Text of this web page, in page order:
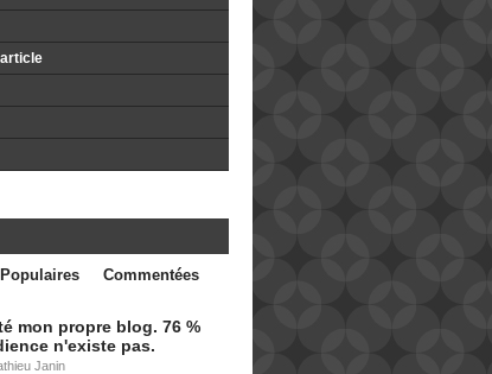
Populaires Commentées
mon propre blog. 76 %
n'existe pas.
Janin